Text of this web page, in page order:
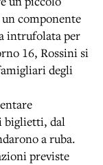
componente
intrufolata per
16, Rossini si
degli
biglietti, dal
a ruba.
previste